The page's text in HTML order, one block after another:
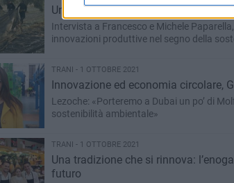
Un mestiere antico che si rinnova, i
Intervista a Francesco e Michele
innovazioni produttive nel segno della
TRANI - 1 OTTOBRE 2021
Innovazione ed economia circolare,
Lezoche: «Porteremo a Dubai un po’ di
sostenibilità ambientale»
TRANI - 1 OTTOBRE 2021
Una tradizione che si rinnova:
futuro